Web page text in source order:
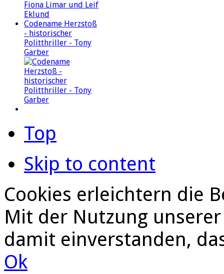
Codename Herzstoß
- historischer
Politthriller - Tony
Garber
Top
Skip to content
Cookies erleichtern die
Mit der Nutzung
damit einverstanden,
Ok